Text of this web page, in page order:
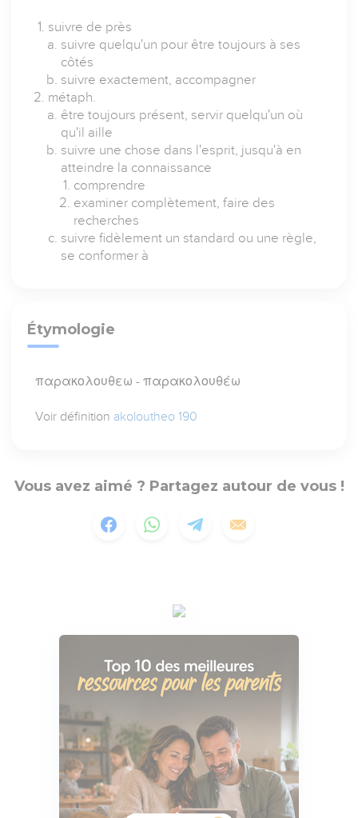
suivre de près
suivre quelqu'un pour être toujours à ses
côtés
suivre exactement, accompagner
métaph.
être toujours présent, servir quelqu'un où
qu'il aille
suivre une chose dans l'esprit, jusqu'à en
atteindre la connaissance
comprendre
examiner complètement, faire des
recherches
suivre fidèlement un standard ou une règle,
se conformer à
Étymologie
παρακολουθεω - παρακολουθέω
Voir définition akoloutheo 190
Vous avez aimé ? Partagez autour de vous !